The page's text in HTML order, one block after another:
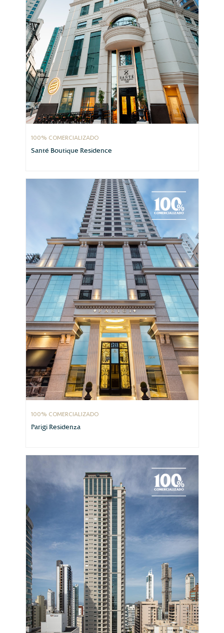
100% COMERCIALIZADO
Santé Boutique Residence
100% COMERCIALIZADO
Parigi Residenza